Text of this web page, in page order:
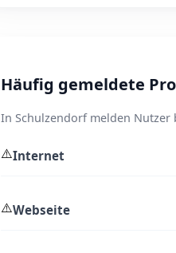
Häufig gemeldete
In Schulzendorf melden Nutzer
⚠️Internet
⚠️Webseite